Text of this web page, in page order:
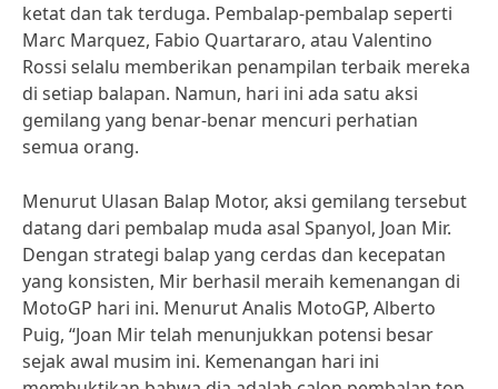
ketat dan tak terduga. Pembalap-pembalap seperti
Marc Marquez, Fabio Quartararo, atau Valentino
Rossi selalu memberikan penampilan terbaik mereka
di setiap balapan. Namun, hari ini ada satu aksi
gemilang yang benar-benar mencuri perhatian
semua orang.
Menurut Ulasan Balap Motor, aksi gemilang tersebut
datang dari pembalap muda asal Spanyol, Joan Mir.
Dengan strategi balap yang cerdas dan kecepatan
yang konsisten, Mir berhasil meraih kemenangan di
MotoGP hari ini. Menurut Analis MotoGP, Alberto
Puig, “Joan Mir telah menunjukkan potensi besar
sejak awal musim ini. Kemenangan hari ini